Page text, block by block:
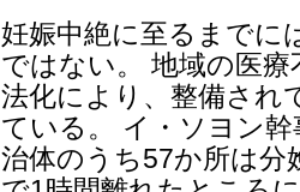
妊娠中絶に至るまでに
ではない。 地域の医
法化により、整備され
ている。 イ・ソヨン
治体のうち57か所は分